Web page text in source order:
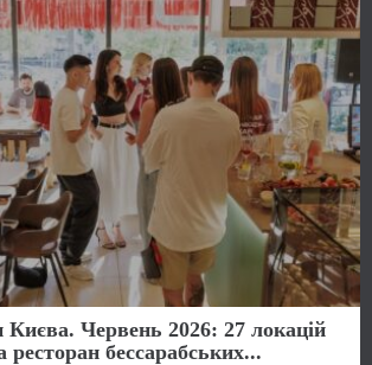
Києва. Червень 2026: 27 локацій
ресторан бессарабських...